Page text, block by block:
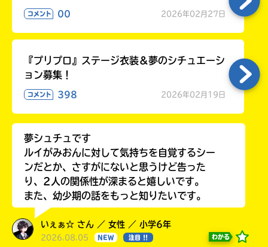
コメント 00 2026年02月27日
『プリプロ』ステージ衣装＆夢のシチュエーシ
ョン募集！
コメント 398 2026年02月19日
夢シュチュです
ルイがみおんに対して気持ちを自覚するシー
ンだとか、さすがにないと思うけど告った
り、2人の関係性が深まると嬉しいです。
また、幼少期の話をもっと知りたいです。
いぇぁ☆ さん ／ 女性 ／ 小学6年
2026.08.05 NEW 注目 !! わかる